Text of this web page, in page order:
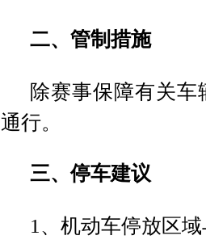
二、管制措施
除赛事保障有关
通行。
三、停车建议
1、机动车停放区